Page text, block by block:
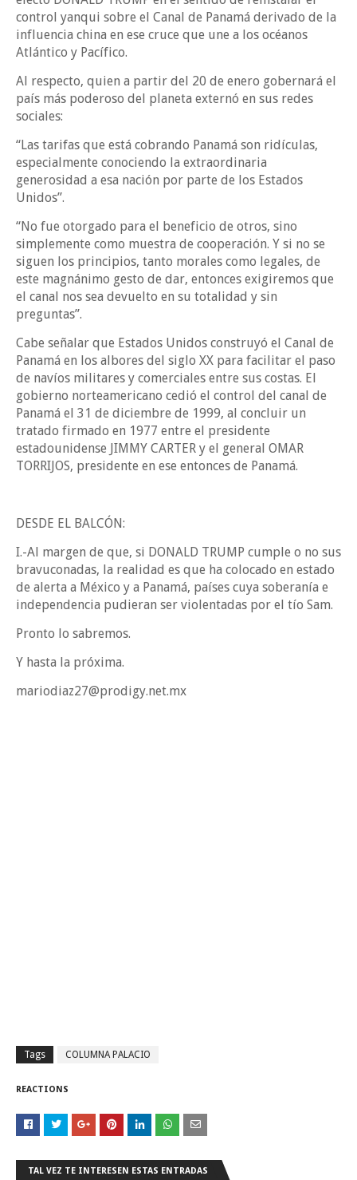
control yanqui sobre el Canal de Panamá derivado de la
influencia china en ese cruce que une a los océanos
Atlántico y Pacífico.
Al respecto, quien a partir del 20 de enero gobernará el
país más poderoso del planeta externó en sus redes
sociales:
“Las tarifas que está cobrando Panamá son ridículas,
especialmente conociendo la extraordinaria
generosidad a esa nación por parte de los Estados
Unidos”.
“No fue otorgado para el beneficio de otros, sino
simplemente como muestra de cooperación. Y si no se
siguen los principios, tanto morales como legales, de
este magnánimo gesto de dar, entonces exigiremos que
el canal nos sea devuelto en su totalidad y sin
preguntas”.
Cabe señalar que Estados Unidos construyó el Canal de
Panamá en los albores del siglo XX para facilitar el paso
de navíos militares y comerciales entre sus costas. El
gobierno norteamericano cedió el control del canal de
Panamá el 31 de diciembre de 1999, al concluir un
tratado firmado en 1977 entre el presidente
estadounidense JIMMY CARTER y el general OMAR
TORRIJOS, presidente en ese entonces de Panamá.
DESDE EL BALCÓN:
I.-Al margen de que, si DONALD TRUMP cumple o no sus
bravuconadas, la realidad es que ha colocado en estado
de alerta a México y a Panamá, países cuya soberanía e
independencia pudieran ser violentadas por el tío Sam.
Pronto lo sabremos.
Y hasta la próxima.
mariodiaz27@prodigy.net.mx
Tags COLUMNA PALACIO
REACTIONS
TAL VEZ TE INTERESEN ESTAS ENTRADAS